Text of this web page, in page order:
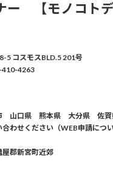
ー 【モノコトデ
5 コスモスBLD.5 201号
4263
山口県 熊本県 大分県 佐
わせください（WEB申請につ
郡新宮町近郊